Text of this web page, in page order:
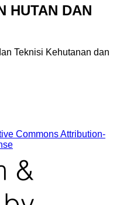
HUTAN DAN
Teknisi Kehutanan dan
Commons Attribution-